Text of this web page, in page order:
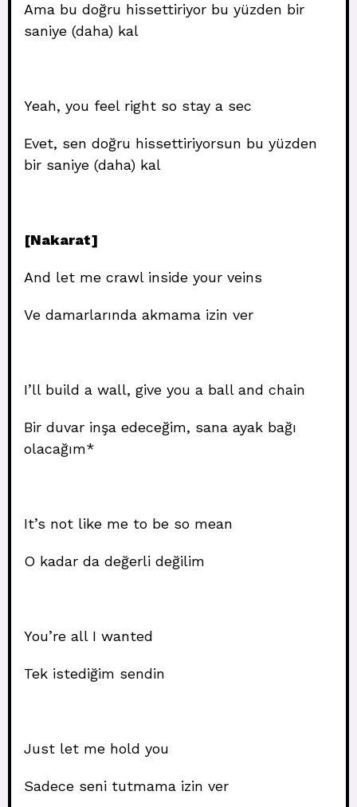
Ama bu doğru hissettiriyor bu yüzden bir
saniye (daha) kal
Yeah, you feel right so stay a sec
Evet, sen doğru hissettiriyorsun bu yüzden
bir saniye (daha) kal
[Nakarat]
And let me crawl inside your veins
Ve damarlarında akmama izin ver
I’ll build a wall, give you a ball and chain
Bir duvar inşa edeceğim, sana ayak bağı
olacağım*
It’s not like me to be so mean
O kadar da değerli değilim
You’re all I wanted
Tek istediğim sendin
Just let me hold you
Sadece seni tutmama izin ver